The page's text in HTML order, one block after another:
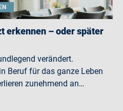
erkennen – oder später
verändert.
Beruf für das ganze Leben
zunehmend an…